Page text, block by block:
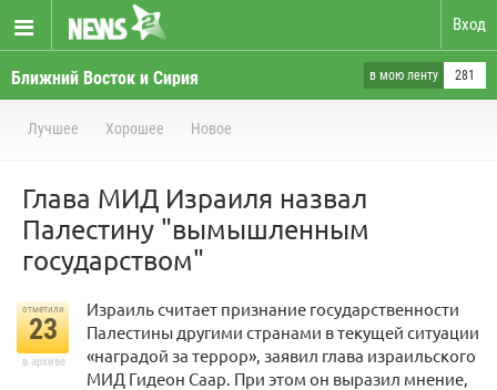
Вход
Ближний Восток и Сирия в мою ленту 281
Лучшее Хорошее Новое
Глава МИД Израиля назвал
Палестину "вымышленным
государством"
отметили
23
в архиве
Израиль считает признание государственности
Палестины другими странами в текущей ситуации
«наградой за террор», заявил глава израильского
МИД Гидеон Саар. При этом он выразил мнение,